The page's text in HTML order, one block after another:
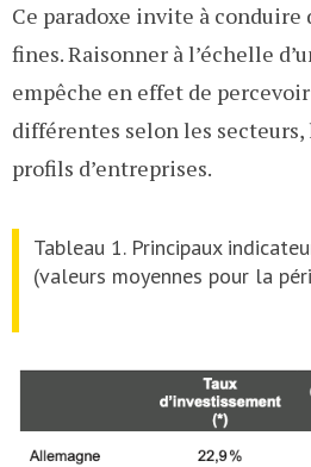
Ce paradoxe invite à conduire
fines. Raisonner à l’échelle
empêche en effet de
différentes selon les
profils d’entreprises.
Tableau 1. Principaux
(valeurs moyennes pour la